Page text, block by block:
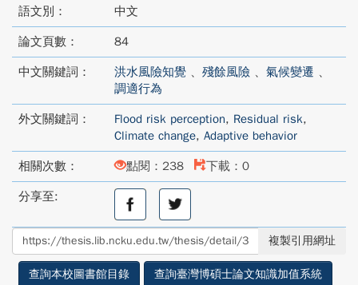
語文別： 中文
論文頁數： 84
中文關鍵詞： 洪水風險知覺 、 殘餘風險 、 氣候變遷 、
調適行為
外文關鍵詞： Flood risk perception, Residual risk,
Climate change, Adaptive behavior
相關次數： 點閱：238 下載：0
分享至:
分
至
facebook
分
享
至
twitter
複製引用網址
查詢本校圖書館目錄
查詢臺灣博碩士論文知識加值系統